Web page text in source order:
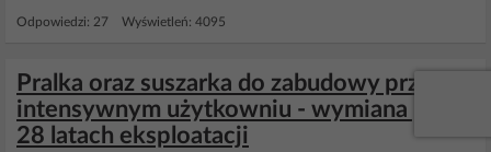
Odpowiedzi: 27 Wyświetleń: 4095
Pralka oraz suszarka do zabudowy przy
intensywnym użytkowniu - wymiana po
28 latach eksploatacji